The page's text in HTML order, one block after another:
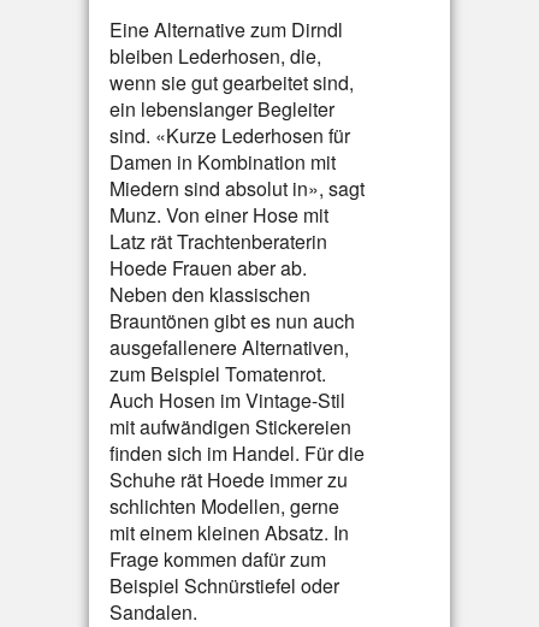
Eine Alternative zum Dirndl
bleiben Lederhosen, die,
wenn sie gut gearbeitet sind,
ein lebenslanger Begleiter
sind. «Kurze Lederhosen für
Damen in Kombination mit
Miedern sind absolut in», sagt
Munz. Von einer Hose mit
Latz rät Trachtenberaterin
Hoede Frauen aber ab.
Neben den klassischen
Brauntönen gibt es nun auch
ausgefallenere Alternativen,
zum Beispiel Tomatenrot.
Auch Hosen im Vintage-Stil
mit aufwändigen Stickereien
finden sich im Handel. Für die
Schuhe rät Hoede immer zu
schlichten Modellen, gerne
mit einem kleinen Absatz. In
Frage kommen dafür zum
Beispiel Schnürstiefel oder
Sandalen.